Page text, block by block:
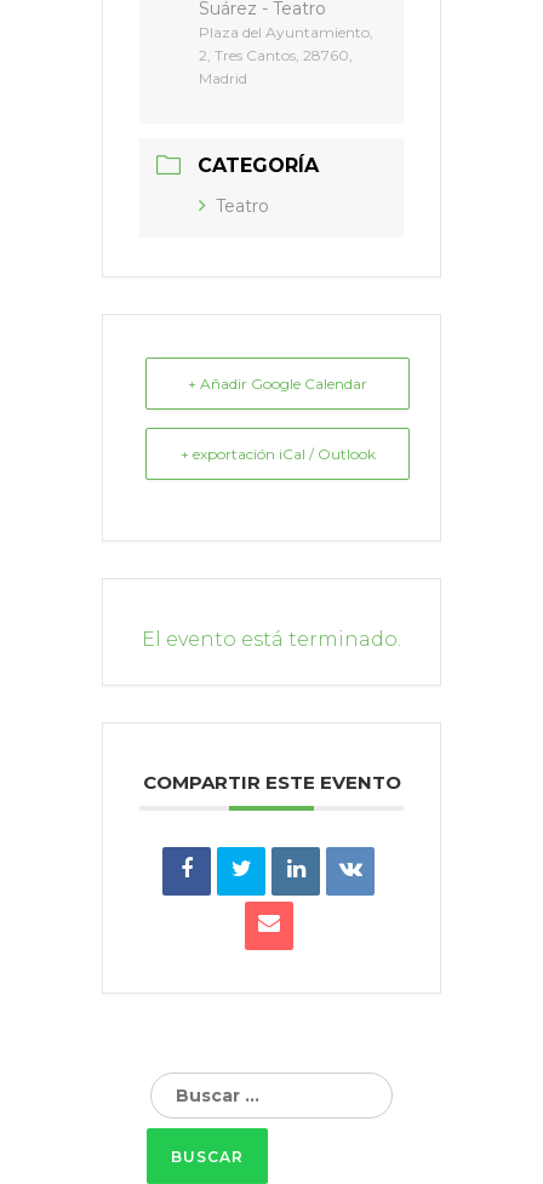
Suárez - Teatro
Plaza del Ayuntamiento,
2, Tres Cantos, 28760,
Madrid
CATEGORÍA
Teatro
+ Añadir Google Calendar
+ exportación iCal / Outlook
El evento está terminado.
COMPARTIR ESTE EVENTO
Buscar: